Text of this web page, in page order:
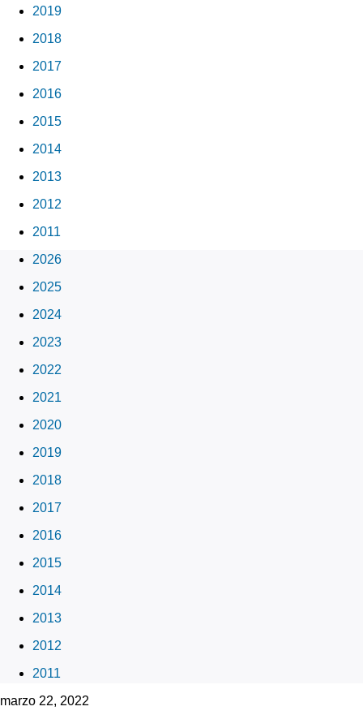
2019
2018
2017
2016
2015
2014
2013
2012
2011
2026
2025
2024
2023
2022
2021
2020
2019
2018
2017
2016
2015
2014
2013
2012
2011
marzo 22, 2022